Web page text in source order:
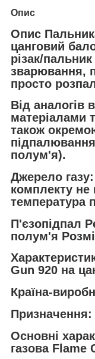
Опис
Опис
цанговий
різак/
зварювання,
просто
Від аналогів
матеріалами
також
полум'я).
Джерело
комплекту не
температура
П'єзопідпал
полум'я
Gun 920 на
Країна-
Призначення:
Основні
газова Flame